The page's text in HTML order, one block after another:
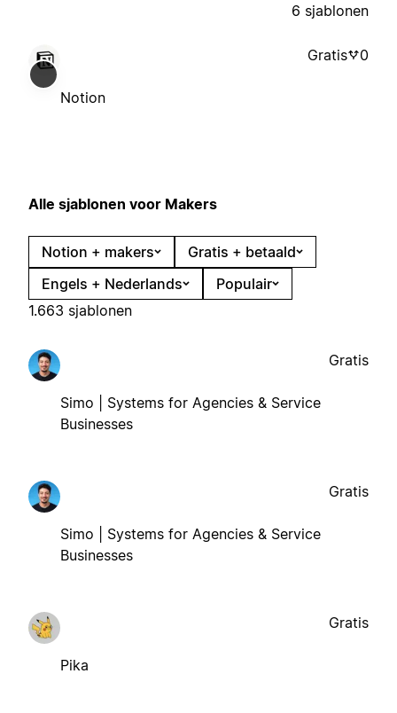
6 sjablonen
Notion
Gratis 0
Alle sjablonen voor Makers
Notion + makers
Gratis + betaald
Engels + Nederlands
Populair
1.663 sjablonen
Simo | Systems for Agencies & Service
Businesses
Gratis
Simo | Systems for Agencies & Service
Businesses
Gratis
Pika
Gratis